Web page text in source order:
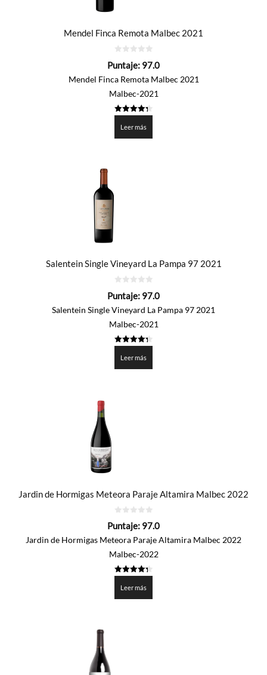
Mendel Finca Remota Malbec 2021
de
Puntaje: 97.0
Mendel Finca Remota Malbec 2021
Malbec-2021
de 5
Leer más
Salentein Single Vineyard La Pampa 97 2021
de
Puntaje: 97.0
Salentein Single Vineyard La Pampa 97 2021
Malbec-2021
de 5
Leer más
Jardin de Hormigas Meteora Paraje Altamira Malbec 2022
de
Puntaje: 97.0
Jardin de Hormigas Meteora Paraje Altamira Malbec 2022
Malbec-2022
de 5
Leer más